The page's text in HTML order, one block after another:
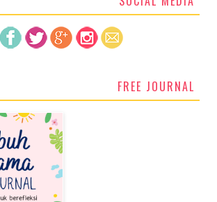
FREE JOURNAL